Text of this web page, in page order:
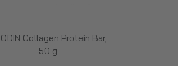
Collagen Protein Bar,
50 g